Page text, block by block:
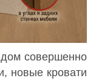
совершенно
новые кровати